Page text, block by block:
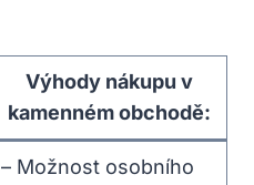
Výhody nákupu v
kamenném obchodě:
– Možnost osobního